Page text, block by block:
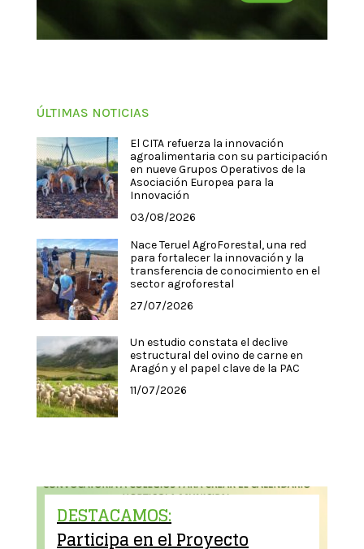
ÚLTIMAS NOTICIAS
El CITA refuerza la innovación
agroalimentaria con su participación
en nueve Grupos Operativos de la
Asociación Europea para la
Innovación
03/08/2026
Nace Teruel AgroForestal, una red
para fortalecer la innovación y la
transferencia de conocimiento en el
sector agroforestal
27/07/2026
Un estudio constata el declive
estructural del ovino de carne en
Aragón y el papel clave de la PAC
11/07/2026
DESTACAMOS:
Participa en el Proyecto